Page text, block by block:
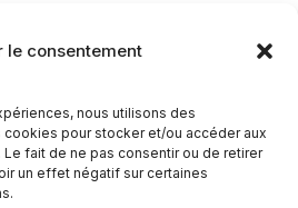
le consentement
nous utilisons des
pour stocker et/ou accéder aux
fait de ne pas consentir ou de retirer
un effet négatif sur certaines
d’activité
SAV
Carrière